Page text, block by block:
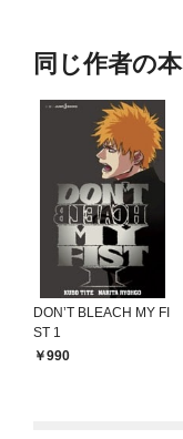
同じ作者の本
DON’T BLEACH MY FI
ST 1
990